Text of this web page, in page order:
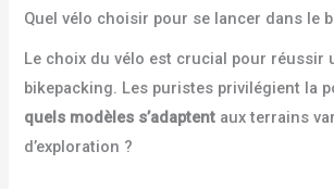
Quel vélo choisir pour se lancer dans le
Le choix du vélo est crucial pour réussir
bikepacking. Les puristes privilégient la
quels modèles s’adaptent aux terrains
d’exploration ?